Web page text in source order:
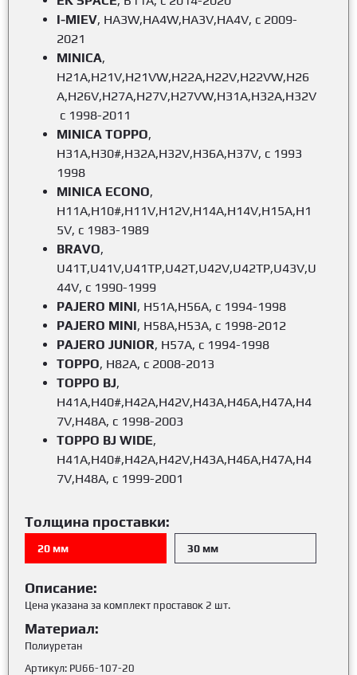
I-MIEV, HA3W,HA4W,HA3V,HA4V, с 2009-
2021
MINICA,
H21A,H21V,H21VW,H22A,H22V,H22VW,H26
A,H26V,H27A,H27V,H27VW,H31A,H32A,H32V
с 1998-2011
MINICA TOPPO,
H31A,H30#,H32A,H32V,H36A,H37V, с 1993
1998
MINICA ECONO,
H11A,H10#,H11V,H12V,H14A,H14V,H15A,H1
5V, с 1983-1989
BRAVO,
U41T,U41V,U41TP,U42T,U42V,U42TP,U43V,U
44V, с 1990-1999
PAJERO MINI, H51A,H56A, с 1994-1998
PAJERO MINI, Н58А,H53A, с 1998-2012
PAJERO JUNIOR, H57A, с 1994-1998
TOPPO, H82A, с 2008-2013
TOPPO BJ,
H41A,H40#,H42A,H42V,H43A,H46A,H47A,H4
7V,H48A, с 1998-2003
TOPPO BJ WIDE,
H41A,H40#,H42A,H42V,H43A,H46A,H47A,H4
7V,H48A, с 1999-2001
Толщина проставки:
20 мм 30 мм
Описание:
Цена указана за комплект проставок 2 шт.
Материал:
Полиуретан
Артикул: PU66-107-20